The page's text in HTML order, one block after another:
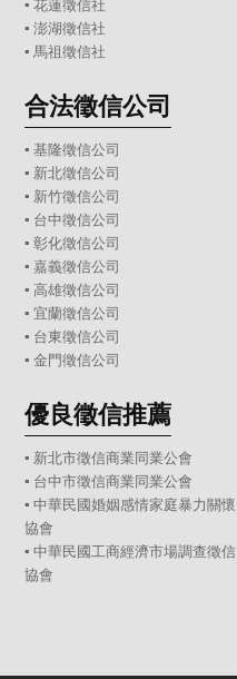
▪花蓮徵信社
▪澎湖徵信社
▪ 馬祖徵信社
合法徵信公司
▪基隆徵信公司
▪ 新北徵信公司
▪ 新竹徵信公司
▪ 台中徵信公司
▪彰化徵信公司
▪嘉義徵信公司
▪高雄徵信公司
▪宜蘭徵信公司
▪ 台東徵信公司
▪金門徵信公司
優良徵信推薦
▪ 新北市徵信商業同業公會
▪ 台中市徵信商業同業公會
▪ 中華民國婚姻感情家庭暴力關懷
協會
▪ 中華民國工商經濟市場調查徵信
協會